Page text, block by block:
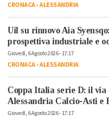
CRONACA-ALESSANDRIA
Uil su rinnovo Aia
prospettiva industriale e
Giovedì, 6 Agosto 2026 - 17:17
CRONACA-ALESSANDRIA
Coppa Italia serie D: il via
Alessandria Calcio-Asti e
Giovedì, 6 Agosto 2026 - 17:17